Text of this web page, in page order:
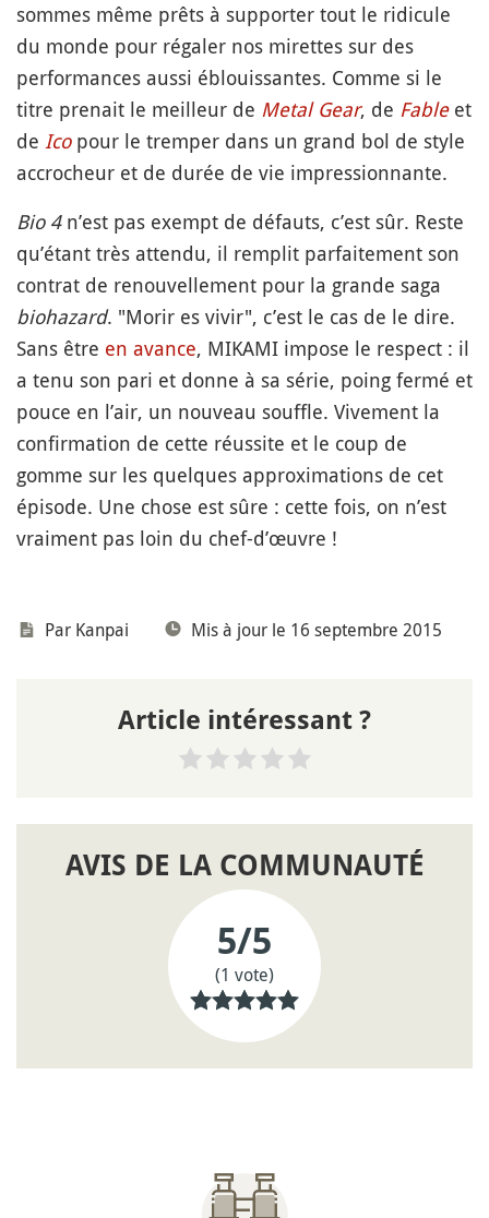
sommes même prêts à supporter tout le ridicule
du monde pour régaler nos mirettes sur des
performances aussi éblouissantes. Comme si le
titre prenait le meilleur de Metal Gear, de Fableet
de Icopour le tremper dans un grand bol de style
accrocheur et de durée de vie impressionnante.
Bio 4n’est pas exempt de défauts, c’est sûr. Reste
qu’étant très attendu, il remplit parfaitement son
contrat de renouvellement pour la grande saga
biohazard. "Morir es vivir", c’est le cas de le dire.
Sans être en avance, MIKAMI impose le respect : il
a tenu son pari et donne à sa série, poing fermé et
pouce en l’air, un nouveau souffle. Vivement la
confirmation de cette réussite et le coup de
gomme sur les quelques approximations de cet
épisode. Une chose est sûre : cette fois, on n’est
vraiment pas loin du chef-d’œuvre !
Par Kanpai Mis à jour le 16 septembre 2015
Article intéressant ?
AVIS DE LA COMMUNAUTÉ
5/5
(1 vote)